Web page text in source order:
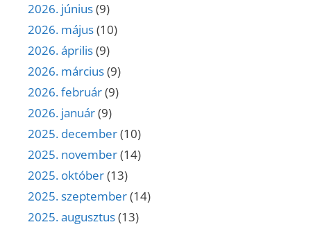
2026. június(9)
2026. május(10)
2026. április(9)
2026. március(9)
2026. február(9)
2026. január(9)
2025. december(10)
2025. november(14)
2025. október(13)
2025. szeptember(14)
2025. augusztus(13)